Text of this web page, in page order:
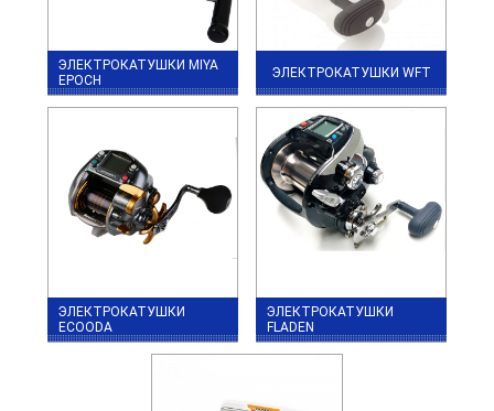
ЭЛЕКТРОКАТУШКИ MIYA
EPOCH
ЭЛЕКТРОКАТУШКИ WFT
ЭЛЕКТРОКАТУШКИ
ECOODA
ЭЛЕКТРОКАТУШКИ
FLADEN